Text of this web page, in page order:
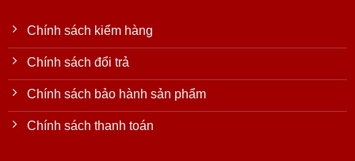
Chính sách kiểm hàng
Chính sách đổi trả
Chính sách bảo hành sản phẩm
Chính sách thanh toán